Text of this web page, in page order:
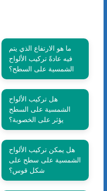
ما هو الارتفاع الذي يتم
فيه عادةً تركيب الألواح
الشمسية على السطح؟
هل تركيب الألواح
الشمسية على السطح
يؤثر على الخصوبة؟
هل يمكن تركيب الألواح
الشمسية على سطح على
شكل قوس؟